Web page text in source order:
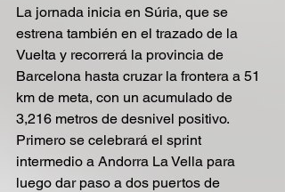
La jornada inicia en Súria, que se
estrena también en el trazado de la
Vuelta y recorrerá la provincia de
Barcelona hasta cruzar la frontera a 51
km de meta, con un acumulado de
3,216 metros de desnivel positivo.
Primero se celebrará el sprint
intermedio a Andorra La Vella para
luego dar paso a dos puertos de